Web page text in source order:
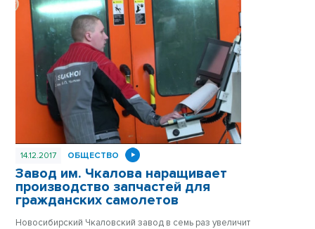
Кушниром.
14.12.2017 ОБЩЕСТВО
Завод им. Чкалова наращивает
производство запчастей для
гражданских самолетов
Новосибирский Чкаловский завод в семь раз увеличит